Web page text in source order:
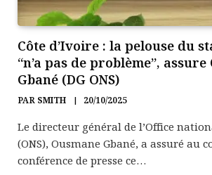
Côte d’Ivoire : la pelouse du
“n’a pas de problème”, assure
Gbané (DG ONS)
PAR SMITH 20/10/2025
Le directeur général de l’Office
(ONS), Ousmane Gbané, a assuré au
conférence de presse ce…